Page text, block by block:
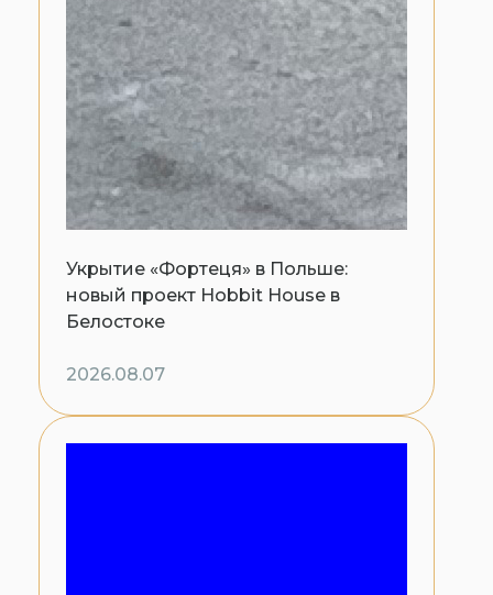
Укрытие «Фортеця» в Польше:
новый проект Hobbit House в
Белостоке
2026.08.07